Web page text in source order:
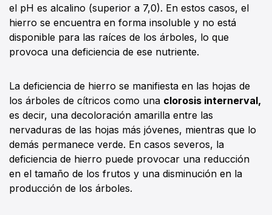
el pH es alcalino (superior a 7,0). En estos casos, el
hierro se encuentra en forma insoluble y no está
disponible para las raíces de los árboles, lo que
provoca una deficiencia de ese nutriente.
La deficiencia de hierro se manifiesta en las hojas de
los árboles de cítricos como una clorosis internerval,
es decir, una decoloración amarilla entre las
nervaduras de las hojas más jóvenes, mientras que lo
demás permanece verde. En casos severos, la
deficiencia de hierro puede provocar una reducción
en el tamaño de los frutos y una disminución en la
producción de los árboles.